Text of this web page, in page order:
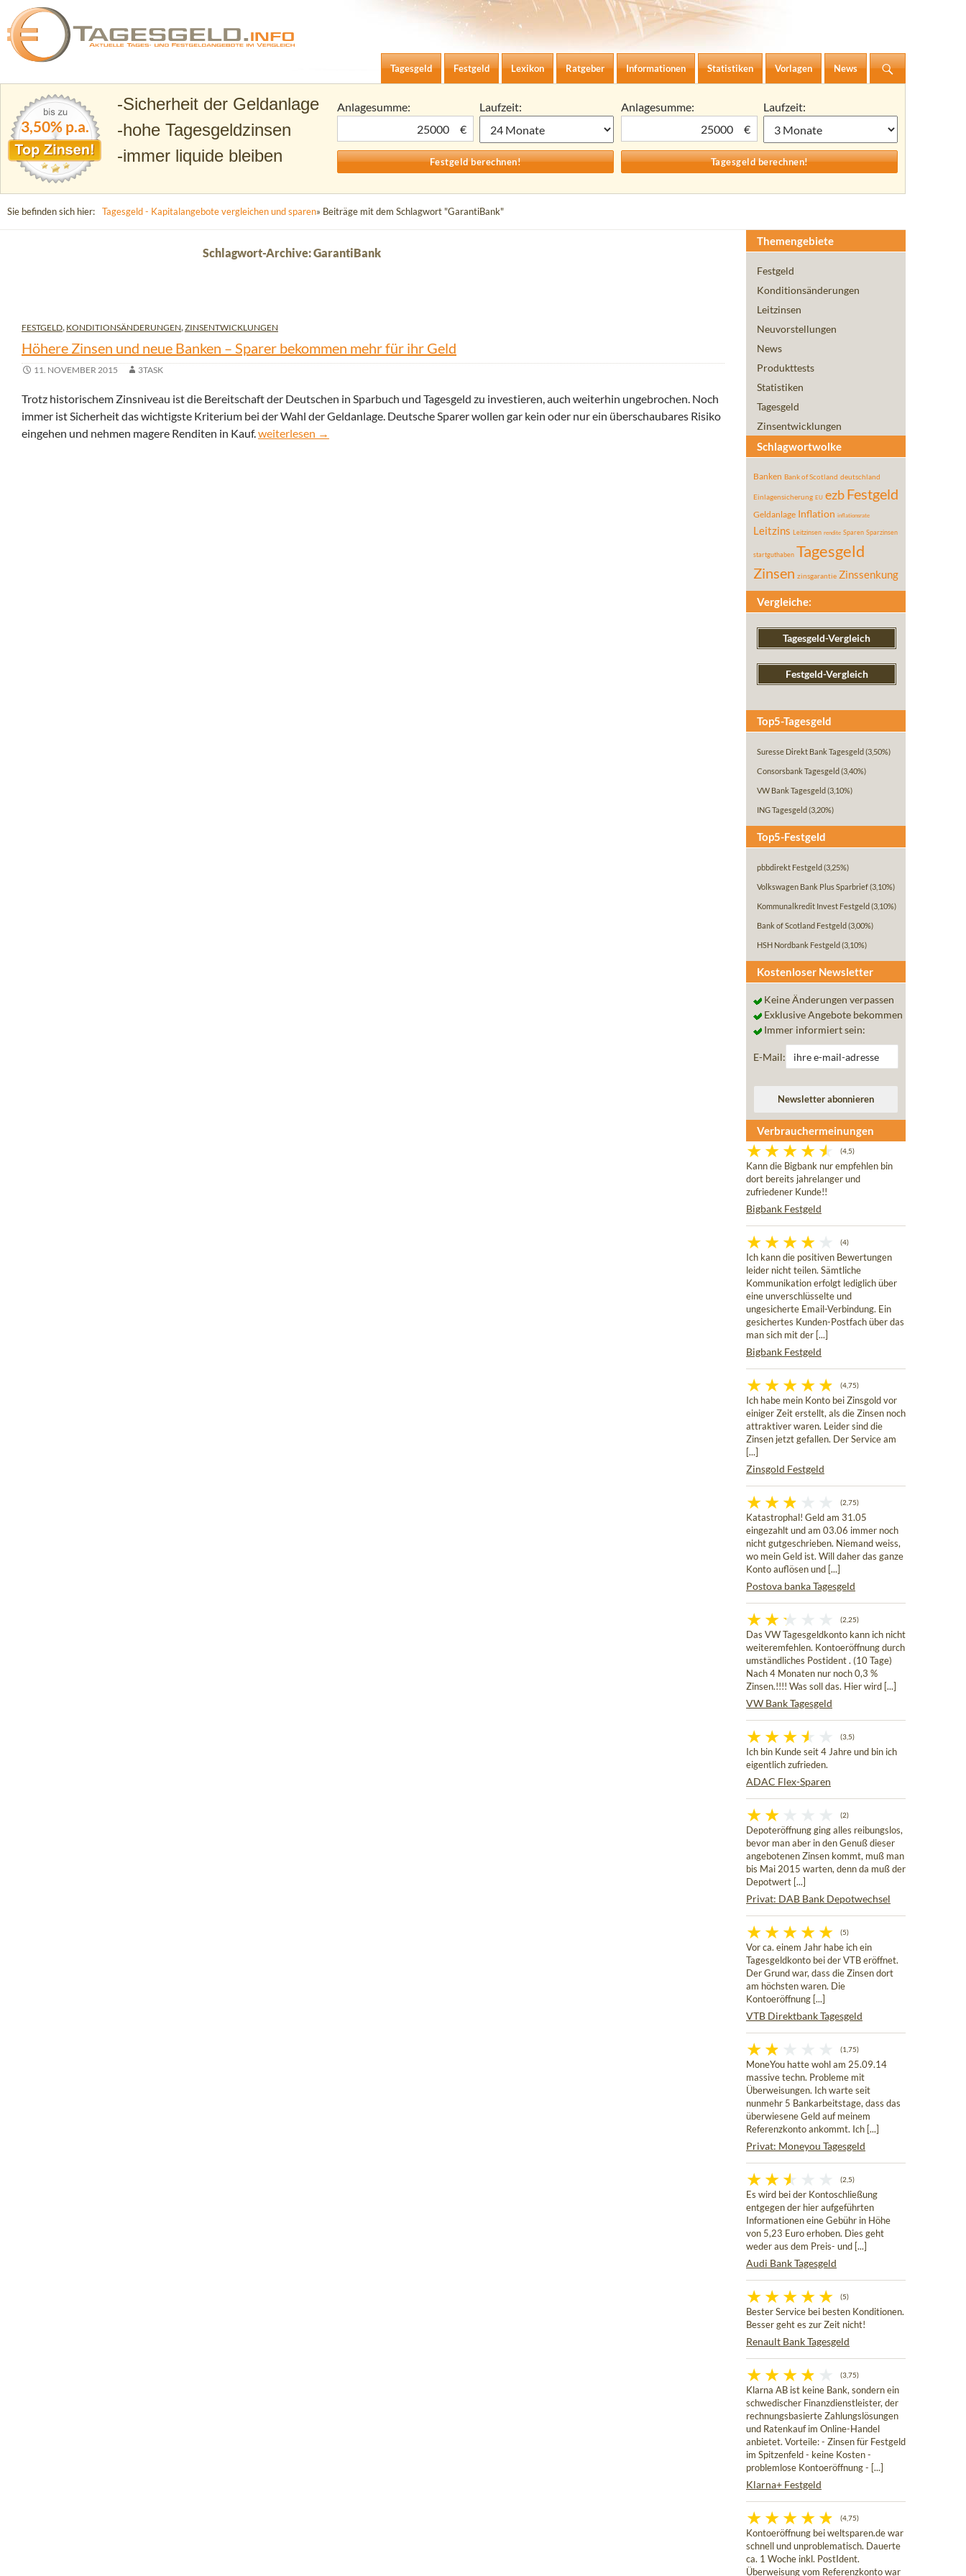
Tagesgeld.info – Tagesgeldkonten vergleichen und Tagesgeld-Zinsen berechnen
Zum Inhalt springen
Tagesgeld
Festgeld Lexikon Ratgeber Informationen Statistiken Vorlagen News
3,50% p.a.
Sicherheit der Geldanlage
hohe Tagesgeldzinsen
immer liquide bleiben
Anlagesumme:
€
Laufzeit:
Anlagesumme:
€
Laufzeit:
Sie befinden sich hier: Tagesgeld - Kapitalangebote vergleichen und sparen» Beiträge mit dem Schlagwort "GarantiBank"
Schlagwort-Archive: GarantiBank
FESTGELD, KONDITIONSÄNDERUNGEN,ZINSENTWICKLUNGEN
Höhere Zinsen und neue Banken – Sparer bekommen mehr für ihr Geld
11. NOVEMBER 2015 3TASK
Trotz historischem Zinsniveau ist die Bereitschaft der Deutschen in Sparbuch und Tagesgeld zu investieren, auch weiterhin ungebrochen. Noch
immer ist Sicherheit das wichtigste Kriterium bei der Wahl der Geldanlage. Deutsche Sparer wollen gar kein oder nur ein überschaubares Risiko
eingehen und nehmen magere Renditen in Kauf.Höhere Zinsen und neue Banken – Sparer bekommen mehr für ihr Geld
weiterlesen →
Themengebiete
Festgeld
Konditionsänderungen
Leitzinsen
Neuvorstellungen
News
Produkttests
Statistiken
Tagesgeld
Zinsentwicklungen
Schlagwortwolke
Banken Bank of Scotland deutschland
Einlagensicherung EU ezbFestgeld
Geldanlage Inflation inflationsrate
Leitzins Leitzinsen rendite Sparen Sparzinsen
startguthaben Tagesgeld
Zinsen zinsgarantie Zinssenkung
Vergleiche:
Tagesgeld-Vergleich
Festgeld-Vergleich
Top5-Tagesgeld
Suresse Direkt Bank Tagesgeld (3,50%)
Consorsbank Tagesgeld (3,40%)
VW Bank Tagesgeld (3,10%)
ING Tagesgeld (3,20%)
Top5-Festgeld
pbbdirekt Festgeld (3,25%)
Volkswagen Bank Plus Sparbrief(3,10%)
Kommunalkredit Invest Festgeld (3,10%)
Bank of Scotland Festgeld (3,00%)
HSH Nordbank Festgeld (3,10%)
Kostenloser Newsletter
Keine Änderungen verpassen
Exklusive Angebote bekommen
Immer informiert sein:
E-Mail:
Verbrauchermeinungen
(4,5)
Kann die Bigbank nur empfehlen bin
dort bereits jahrelanger und
zufriedener Kunde!!
Bigbank Festgeld
(4)
Ich kann die positiven Bewertungen
leider nicht teilen. Sämtliche
Kommunikation erfolgt lediglich über
eine unverschlüsselte und
ungesicherte Email-Verbindung. Ein
gesichertes Kunden-Postfach über das
man sich mit der [...]
Bigbank Festgeld
(4,75)
Ich habe mein Konto bei Zinsgold vor
einiger Zeit erstellt, als die Zinsen noch
attraktiver waren. Leider sind die
Zinsen jetzt gefallen. Der Service am
[...]
Zinsgold Festgeld
(2,75)
Katastrophal! Geld am 31.05
eingezahlt und am 03.06 immer noch
nicht gutgeschrieben. Niemand weiss,
wo mein Geld ist. Will daher das ganze
Konto auflösen und [...]
Postova banka Tagesgeld
(2,25)
Das VW Tagesgeldkonto kann ich nicht
weiteremfehlen. Kontoeröffnung durch
umständliches Postident . (10 Tage)
Nach 4 Monaten nur noch 0,3 %
Zinsen.!!!! Was soll das. Hier wird [...]
VW Bank Tagesgeld
(3,5)
Ich bin Kunde seit 4 Jahre und bin ich
eigentlich zufrieden.
ADAC Flex-Sparen
(2)
Depoteröffnung ging alles reibungslos,
bevor man aber in den Genuß dieser
angebotenen Zinsen kommt, muß man
bis Mai 2015 warten, denn da muß der
Depotwert [...]
Privat: DAB Bank Depotwechsel
(5)
Vor ca. einem Jahr habe ich ein
Tagesgeldkonto bei der VTB eröffnet.
Der Grund war, dass die Zinsen dort
am höchsten waren. Die
Kontoeröffnung [...]
VTB Direktbank Tagesgeld
(1,75)
MoneYou hatte wohl am 25.09.14
massive techn. Probleme mit
Überweisungen. Ich warte seit
nunmehr 5 Bankarbeitstage, dass das
überwiesene Geld auf meinem
Referenzkonto ankommt. Ich [...]
Privat: Moneyou Tagesgeld
(2,5)
Es wird bei der Kontoschließung
entgegen der hier aufgeführten
Informationen eine Gebühr in Höhe
von 5,23 Euro erhoben. Dies geht
weder aus dem Preis- und [...]
Audi Bank Tagesgeld
(5)
Bester Service bei besten Konditionen.
Besser geht es zur Zeit nicht!
Renault Bank Tagesgeld
(3,75)
Klarna AB ist keine Bank, sondern ein
schwedischer Finanzdienstleister, der
rechnungsbasierte Zahlungslösungen
und Ratenkauf im Online-Handel
anbietet. Vorteile: - Zinsen für Festgeld
im Spitzenfeld - keine Kosten -
problemlose Kontoeröffnung - [...]
Klarna+ Festgeld
(4,75)
Kontoeröffnung bei weltsparen.de war
schnell und unproblematisch. Dauerte
ca. 1 Woche inkl. PostIdent.
Überweisung vom Referenzkonto war